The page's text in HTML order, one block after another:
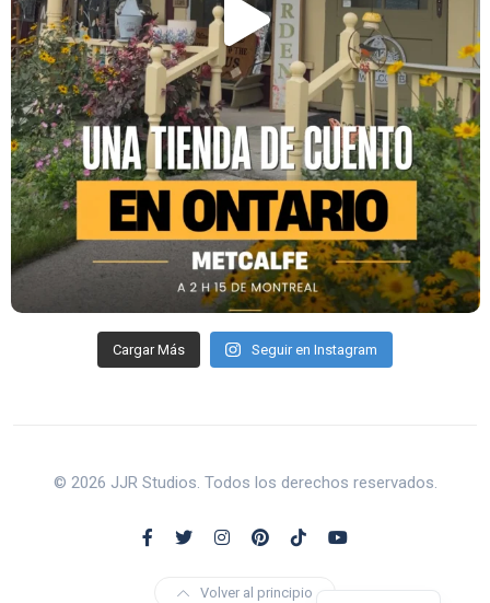
Cargar Más Seguir en Instagram
© 2026 JJR Studios. Todos los derechos reservados.
Volver al principio